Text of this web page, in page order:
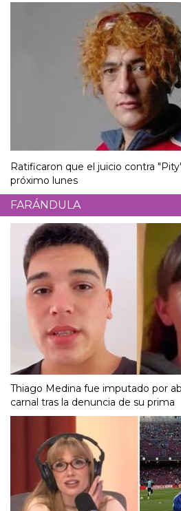
Ratificaron que el juicio contra
próximo lunes
FARÁNDULA
Thiago Medina fue imputado por
carnal tras la denuncia de su prima